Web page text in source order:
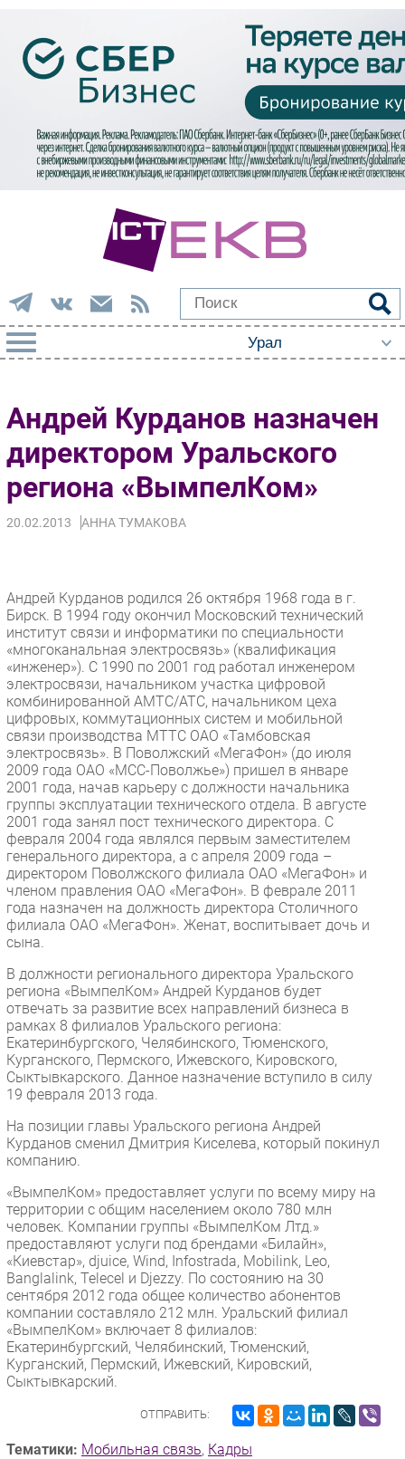
Импорто­замещение
Автоматизация Промышленности
Интернет
Фиксированная связь
Маркетинг
Торговые сети
Оборудование
ПО
Outsourcing
Кадры
Регулирование
Финансы
Web
Безопасность
Инновации
CIO/Управление ИТ
Гаджеты
Здоровье
РАЗДЕЛЫ
Новости
Аналитика
Интервью
Мероприятия
Проекты
IT класс
Каталог компаний
Андрей Курданов назначен
директором Уральского
региона «ВымпелКом»
20.02.2013 АННА ТУМАКОВА
Андрей Курданов родился 26 октября 1968 года в г.
Бирск. В 1994 году окончил Московский технический
институт связи и информатики по специальности
«многоканальная электросвязь» (квалификация
«инженер»). С 1990 по 2001 год работал инженером
электросвязи, начальником участка цифровой
комбинированной АМТС/АТС, начальником цеха
цифровых, коммутационных систем и мобильной
связи производства МТТС ОАО «Тамбовская
электросвязь». В Поволжский «МегаФон» (до июля
2009 года ОАО «МСС-Поволжье») пришел в январе
2001 года, начав карьеру с должности начальника
группы эксплуатации технического отдела. В августе
2001 года занял пост технического директора. С
февраля 2004 года являлся первым заместителем
генерального директора, а с апреля 2009 года –
директором Поволжского филиала ОАО «МегаФон» и
членом правления ОАО «МегаФон». В феврале 2011
года назначен на должность директора Столичного
филиала ОАО «МегаФон». Женат, воспитывает дочь и
сына.
В должности регионального директора Уральского
региона «ВымпелКом» Андрей Курданов будет
отвечать за развитие всех направлений бизнеса в
рамках 8 филиалов Уральского региона:
Екатеринбургского, Челябинского, Тюменского,
Курганского, Пермского, Ижевского, Кировского,
Сыктывкарского. Данное назначение вступило в силу
19 февраля 2013 года.
На позиции главы Уральского региона Андрей
Курданов сменил Дмитрия Киселева, который покинул
компанию.
«ВымпелКом» предоставляет услуги по всему миру на
территории с общим населением около 780 млн
человек. Компании группы «ВымпелКом Лтд.»
предоставляют услуги под брендами «Билайн»,
«Киевстар», djuice, Wind, Infostrada, Mobilink, Leo,
Banglalink, Telecel и Djezzy. По состоянию на 30
сентября 2012 года общее количество абонентов
компании составляло 212 млн. Уральский филиал
«ВымпелКом» включает 8 филиалов:
Екатеринбургский, Челябинский, Тюменский,
Курганский, Пермский, Ижевский, Кировский,
Сыктывкарский.
ОТПРАВИТЬ:
Тематики: Мобильная связь, Кадры